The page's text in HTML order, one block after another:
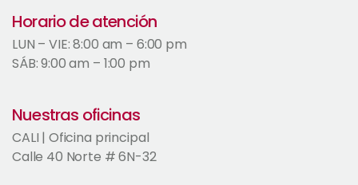
Horario de atención
LUN – VIE: 8:00 am – 6:00 pm
SÁB: 9:00 am – 1:00 pm
Nuestras oficinas
CALI | Oficina principal
Calle 40 Norte # 6N-32